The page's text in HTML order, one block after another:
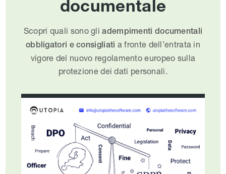
documentale
Scopri quali sono gliadempimenti documentali
obbligatori e consigliati a fronte dell’entrata in
vigore del nuovo regolamento europeo sulla
protezione dei dati personali.